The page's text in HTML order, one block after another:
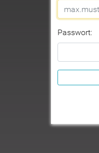
Passwort: